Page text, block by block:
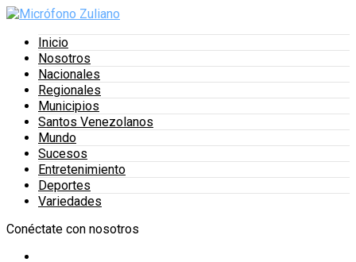
Inicio
Nosotros
Nacionales
Regionales
Municipios
Santos Venezolanos
Mundo
Sucesos
Entretenimiento
Deportes
Variedades
Conéctate con nosotros